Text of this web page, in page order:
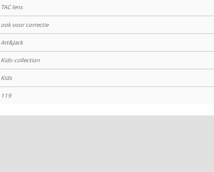
TAC lens
ook voor correctie
Art&Jack
Kids-collection
Kids
119